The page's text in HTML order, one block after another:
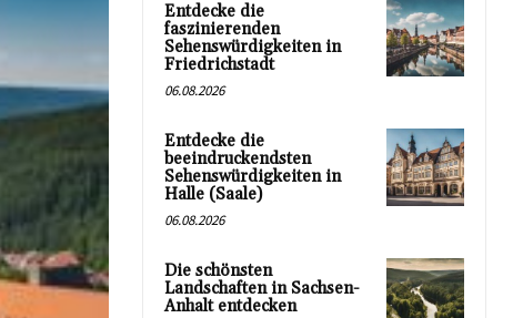
Entdecke die
faszinierenden
Sehenswürdigkeiten in
Friedrichstadt
06.08.2026
Entdecke die
beeindruckendsten
Sehenswürdigkeiten in
Halle (Saale)
06.08.2026
Die schönsten
Landschaften in Sachsen-
Anhalt entdecken